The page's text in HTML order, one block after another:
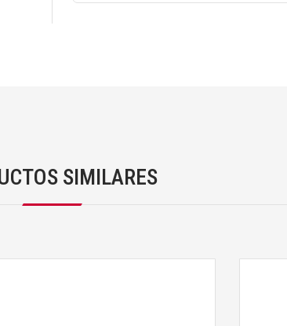
SIMILARES